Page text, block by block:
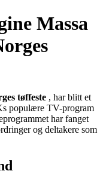
Massa
tøffeste , har blitt et
populære TV-program
har fanget
og deltakere som